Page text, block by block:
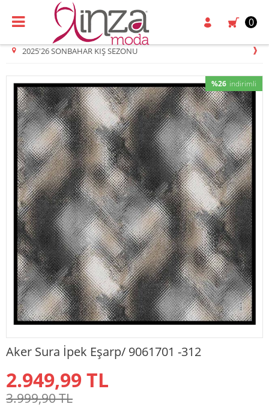
0
2025'26 SONBAHAR KIŞ SEZONU
%26 indirimli
Aker Sura İpek Eşarp/ 9061701 -312
2.949,99TL
3.999,90TL